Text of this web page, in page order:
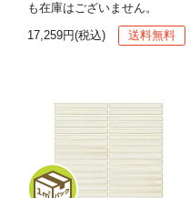
も在庫はございません。
17,259円(税込)
送料無料